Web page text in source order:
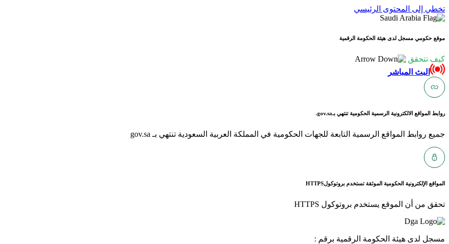
تخطي إلى المحتوى الرئيسي
موقع حكومي مسجل لدى هيئة الحكومة الرقمية
كيف تتحقق
البث المباشر
روابط المواقع الالكترونية الرسمية الحكومية تنتهي بـgov.sa.
جميع روابط المواقع الرسمية التابعة للجهات الحكومية في المملكة العربية السعودية تنتهي بـ gov.sa
المواقع الإلكترونية الحكومية الموثقة تستخدم بروتوكولHTTPS
تحقق من أن الموقع يستخدم بروتوكول HTTPS
مسجل لدى هيئة الحكومة الرقمية برقم :